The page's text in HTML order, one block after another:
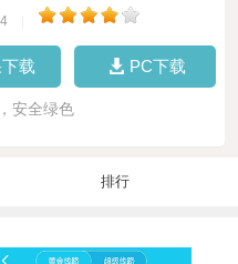
载 PC下载
安全绿色
排行